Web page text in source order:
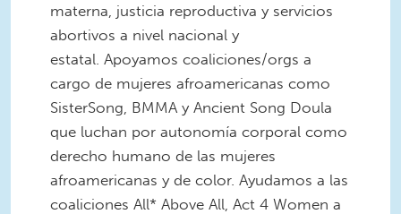
materna, justicia reproductiva y servicios
abortivos a nivel nacional y
estatal. Apoyamos coaliciones/orgs a
cargo de mujeres afroamericanas como
SisterSong, BMMA y Ancient Song Doula
que luchan por autonomía corporal como
derecho humano de las mujeres
afroamericanas y de color. Ayudamos a las
coaliciones All* Above All, Act 4 Women a